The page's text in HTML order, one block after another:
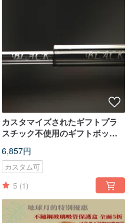
カスタマイズされたギフトプラ
スチック不使用のギフトボック
のストロー、手彫りのユニーク
な
6,857円
カスタム可
5 (1)